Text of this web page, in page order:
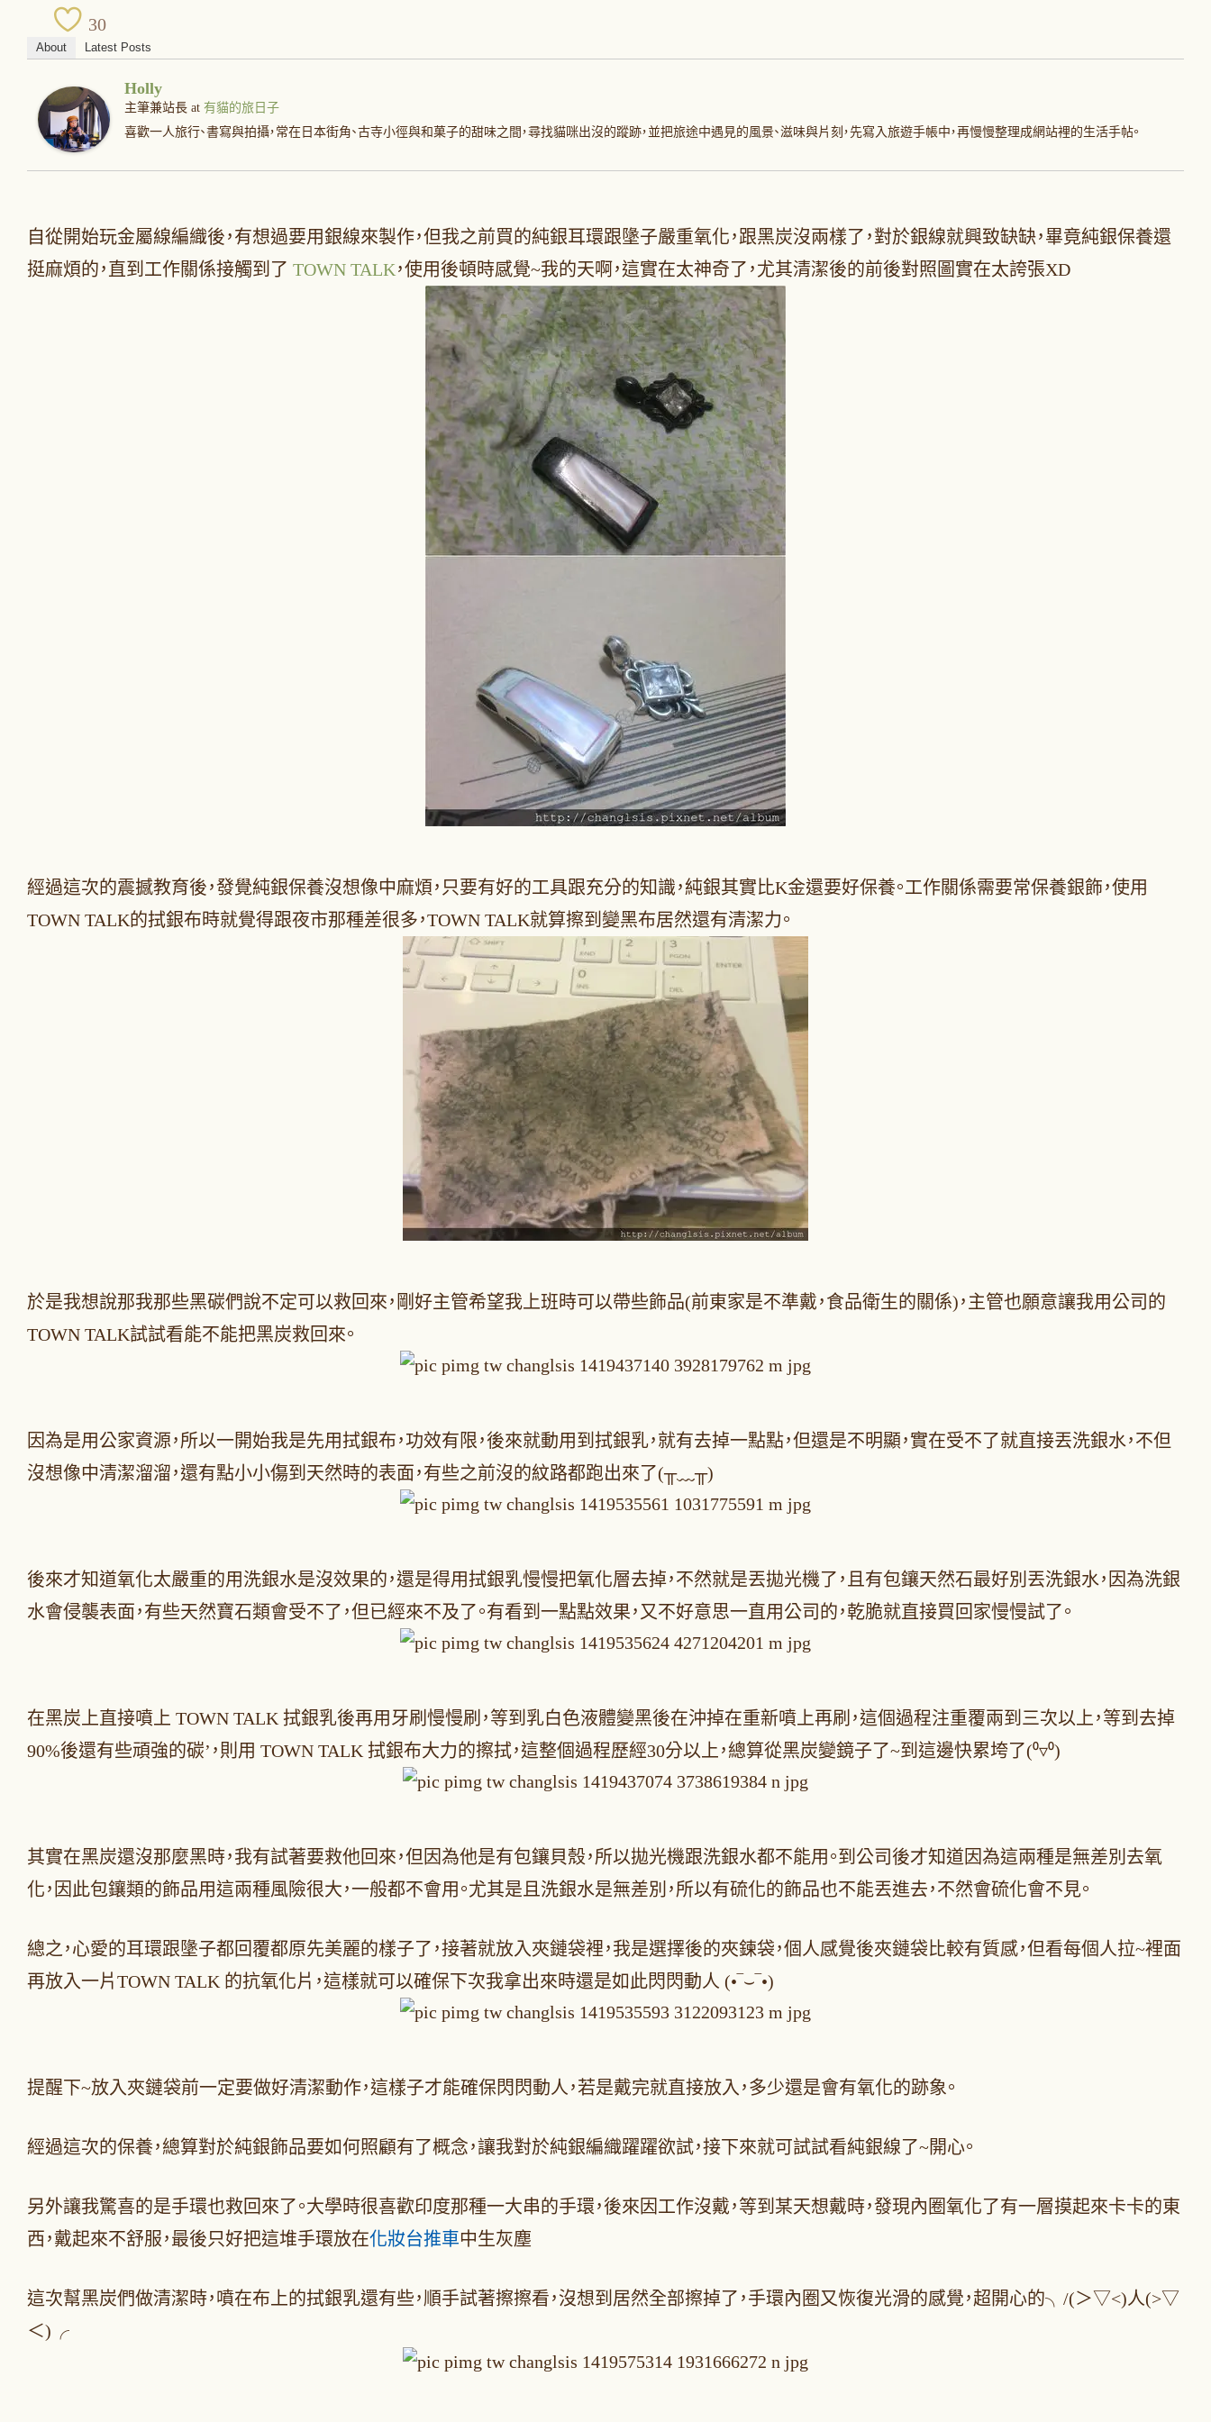
30
About Latest Posts
Holly
主筆兼站長 at 有貓的旅日子
喜歡一人旅行、書寫與拍攝，常在日本街角、古寺小徑與和菓子的甜味之間，尋找貓咪出沒的蹤跡，並把旅途中遇見的風景、滋味與片刻，先寫入旅遊手帳中，再慢慢整理成網站裡的生活手帖。
自從開始玩金屬線編織後，有想過要用銀線來製作，但我之前買的純銀耳環跟墬子嚴重氧化，跟黑炭沒兩樣了，對於銀線就興致缺缺，畢竟純銀保養還
挺麻煩的，直到工作關係接觸到了 TOWN TALK，使用後頓時感覺~我的天啊，這實在太神奇了，尤其清潔後的前後對照圖實在太誇張XD
經過這次的震撼教育後，發覺純銀保養沒想像中麻煩，只要有好的工具跟充分的知識，純銀其實比K金還要好保養。工作關係需要常保養銀飾，使用
TOWN TALK的拭銀布時就覺得跟夜市那種差很多，TOWN TALK就算擦到變黑布居然還有清潔力。
於是我想說那我那些黑碳們說不定可以救回來，剛好主管希望我上班時可以帶些飾品(前東家是不準戴，食品衛生的關係)，主管也願意讓我用公司的
TOWN TALK試試看能不能把黑炭救回來。
因為是用公家資源，所以一開始我是先用拭銀布，功效有限，後來就動用到拭銀乳，就有去掉一點點，但還是不明顯，實在受不了就直接丟洗銀水，不但
沒想像中清潔溜溜，還有點小小傷到天然時的表面，有些之前沒的紋路都跑出來了(╥﹏╥)
後來才知道氧化太嚴重的用洗銀水是沒效果的，還是得用拭銀乳慢慢把氧化層去掉，不然就是丟拋光機了，且有包鑲天然石最好別丟洗銀水，因為洗銀
水會侵襲表面，有些天然寶石類會受不了，但已經來不及了。有看到一點點效果，又不好意思一直用公司的，乾脆就直接買回家慢慢試了。
在黑炭上直接噴上 TOWN TALK 拭銀乳後再用牙刷慢慢刷，等到乳白色液體變黑後在沖掉在重新噴上再刷，這個過程注重覆兩到三次以上，等到去掉
90%後還有些頑強的碳’，則用 TOWN TALK 拭銀布大力的擦拭，這整個過程歷經30分以上，總算從黑炭變鏡子了~到這邊快累垮了(⁰▿⁰)
其實在黑炭還沒那麼黑時，我有試著要救他回來，但因為他是有包鑲貝殼，所以拋光機跟洗銀水都不能用。到公司後才知道因為這兩種是無差別去氧
化，因此包鑲類的飾品用這兩種風險很大，一般都不會用。尤其是且洗銀水是無差別，所以有硫化的飾品也不能丟進去，不然會硫化會不見。
總之，心愛的耳環跟墬子都回覆都原先美麗的樣子了，接著就放入夾鏈袋裡，我是選擇後的夾鍊袋，個人感覺後夾鏈袋比較有質感，但看每個人拉~裡面
再放入一片TOWN TALK 的抗氧化片，這樣就可以確保下次我拿出來時還是如此閃閃動人 (•‾⌣‾•)
提醒下~放入夾鏈袋前一定要做好清潔動作，這樣子才能確保閃閃動人，若是戴完就直接放入，多少還是會有氧化的跡象。
經過這次的保養，總算對於純銀飾品要如何照顧有了概念，讓我對於純銀編織躍躍欲試，接下來就可試試看純銀線了~開心。
另外讓我驚喜的是手環也救回來了。大學時很喜歡印度那種一大串的手環，後來因工作沒戴，等到某天想戴時，發現內圈氧化了有一層摸起來卡卡的東
西，戴起來不舒服，最後只好把這堆手環放在化妝台推車中生灰塵
這次幫黑炭們做清潔時，噴在布上的拭銀乳還有些，順手試著擦擦看，沒想到居然全部擦掉了，手環內圈又恢復光滑的感覺，超開心的╮/(＞▽<)人(>▽
＜)╭